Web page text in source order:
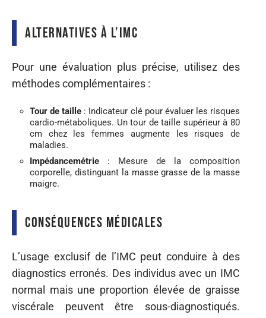
Alternatives à l’IMC
Pour une évaluation plus précise, utilisez des
méthodes complémentaires :
Tour de taille : Indicateur clé pour évaluer les risques
cardio-métaboliques. Un tour de taille supérieur à 80
cm chez les femmes augmente les risques de
maladies.
Impédancemétrie : Mesure de la composition
corporelle, distinguant la masse grasse de la masse
maigre.
Conséquences médicales
L’usage exclusif de l’IMC peut conduire à des
diagnostics erronés. Des individus avec un IMC
normal mais une proportion élevée de graisse
viscérale peuvent être sous-diagnostiqués.